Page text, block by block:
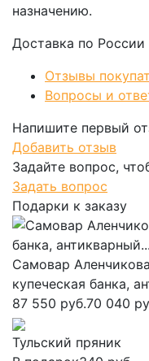
назначению.
Доставка по России
Отзывы
Вопросы и
Напишите первый
Добавить отзыв
Задайте вопрос,
Задать вопрос
Подарки к заказу
Самовар
купеческая банка,
87 550 руб.70 040
Тульский пряник